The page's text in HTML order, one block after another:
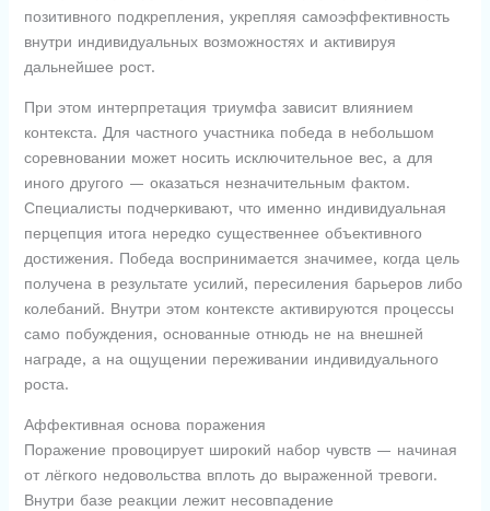
позитивного подкрепления, укрепляя самоэффективность
внутри индивидуальных возможностях и активируя
дальнейшее рост.
При этом интерпретация триумфа зависит влиянием
контекста. Для частного участника победа в небольшом
соревновании может носить исключительное вес, а для
иного другого — оказаться незначительным фактом.
Специалисты подчеркивают, что именно индивидуальная
перцепция итога нередко существеннее объективного
достижения. Победа воспринимается значимее, когда цель
получена в результате усилий, пересиления барьеров либо
колебаний. Внутри этом контексте активируются процессы
само побуждения, основанные отнюдь не на внешней
награде, а на ощущении переживании индивидуального
роста.
Аффективная основа поражения
Поражение провоцирует широкий набор чувств — начиная
от лёгкого недовольства вплоть до выраженной тревоги.
Внутри базе реакции лежит несовпадение